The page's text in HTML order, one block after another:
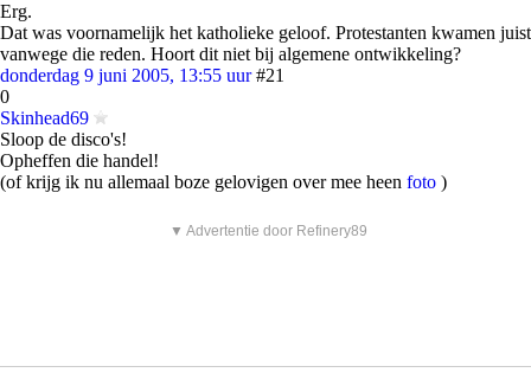
Erg.
Dat was voornamelijk het katholieke geloof. Protestanten kwamen juist
vanwege die reden. Hoort dit niet bij algemene ontwikkeling?
donderdag 9 juni 2005, 13:55 uur #21
0
Skinhead69
Sloop de disco's!
Opheffen die handel!
(of krijg ik nu allemaal boze gelovigen over mee heen foto )
▼ Advertentie door Refinery89